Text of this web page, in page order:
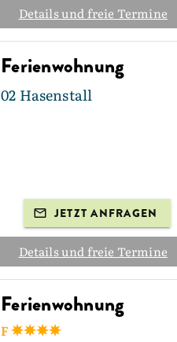
Details und freie Termine
Ferienwohnung
02 Hasenstall
JETZT ANFRAGEN
Details und freie Termine
Ferienwohnung
F